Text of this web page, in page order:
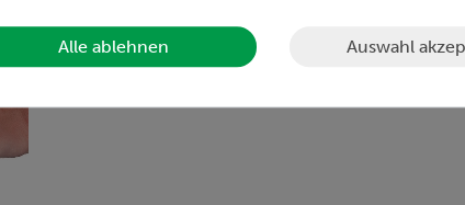
Alle ablehnen Auswahl